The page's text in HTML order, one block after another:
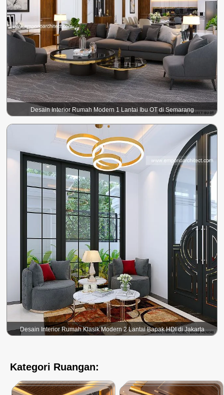
Desain Interior Rumah Modern 1 Lantai Ibu OT di Semarang
Desain Interior Rumah Klasik Modern 2 Lantai Bapak HDI di Jakarta
Kategori Ruangan: